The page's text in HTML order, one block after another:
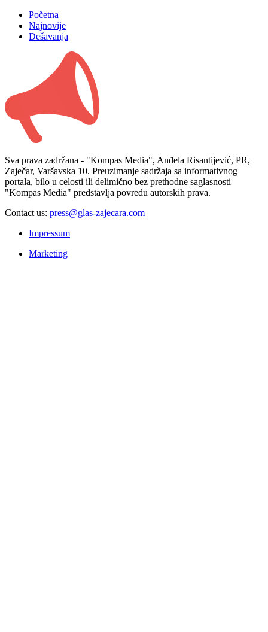
Početna
Najnovije
Dešavanja
Sva prava zadržana - "Kompas Media", Anđela Risantijević, PR,
Zaječar, Varšavska 10. Preuzimanje sadržaja sa informativnog
portala, bilo u celosti ili delimično bez prethodne saglasnosti
"Kompas Media" predstavlja povredu autorskih prava.
Contact us: press@glas-zajecara.com
Impressum
Marketing